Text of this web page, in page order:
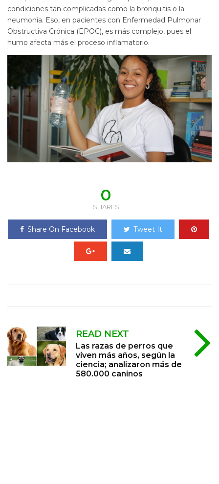
condiciones tan complicadas como la bronquitis o la
neumonía. Eso, en pacientes con Enfermedad Pulmonar
Obstructiva Crónica (EPOC), es más complejo, pues el
humo afecta más el proceso inflamatorio.
0
SHARES
Share On Facebook Tweet It
READ NEXT
Las razas de perros que
viven más años, según la
ciencia; analizaron más de
580.000 caninos